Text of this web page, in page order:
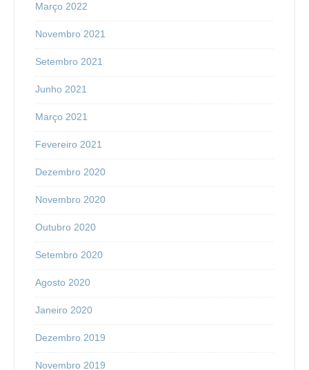
Março 2022
Novembro 2021
Setembro 2021
Junho 2021
Março 2021
Fevereiro 2021
Dezembro 2020
Novembro 2020
Outubro 2020
Setembro 2020
Agosto 2020
Janeiro 2020
Dezembro 2019
Novembro 2019